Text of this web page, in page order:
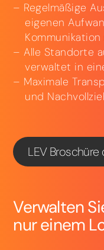
Verwalten
nur einem
Regelmäßige
eigenen
Alle Standorte
verwaltet in
Maximale
und
LEV